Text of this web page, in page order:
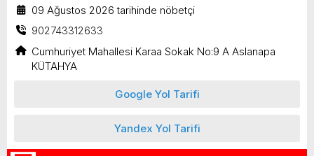
09 Ağustos 2026 tarihinde nöbetçi
902743312633
Cumhuriyet Mahallesi Karaa Sokak No:9 A Aslanapa
KÜTAHYA
Google Yol Tarifi
Yandex Yol Tarifi